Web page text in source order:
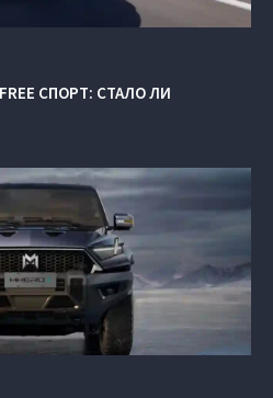
СПОРТ: СТАЛО ЛИ